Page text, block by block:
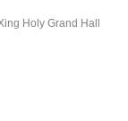
Holy Grand Hall